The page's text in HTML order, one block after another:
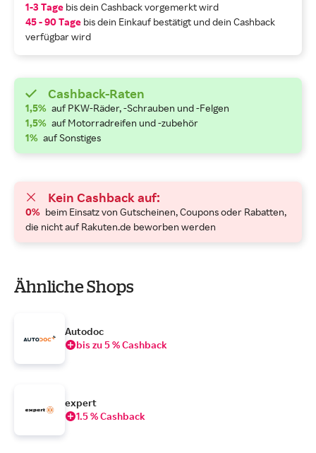
1-3 Tage bis dein Cashback vorgemerkt wird
45 - 90 Tage bis dein Einkauf bestätigt und dein Cashback
verfügbar wird
Cashback-Raten
1,5% auf PKW-Räder, -Schrauben und -Felgen
1,5% auf Motorradreifen und -zubehör
1% auf Sonstiges
Kein Cashback auf:
0% beim Einsatz von Gutscheinen, Coupons oder Rabatten,
die nicht auf Rakuten.de beworben werden
Ähnliche Shops
Autodoc
bis zu 5 % Cashback
expert
1.5 % Cashback